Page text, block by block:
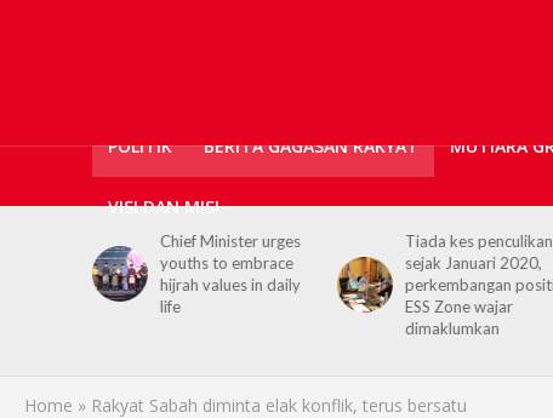
POLITIK BERITA GAGASAN RAKYAT MUTIARA
VISI DAN MISI
Tiada kes penculikan
sejak Januari 2020,
perkembangan positif
ESS Zone wajar
No kidnap-for-
ransom cases since
2020, Hajiji credits
Security Agencies
Home » Rakyat Sabah diminta elak konflik, terus bersatu